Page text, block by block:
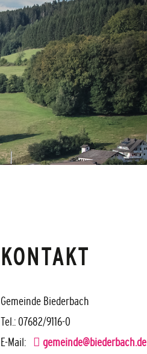
KONTAKT
Gemeinde Biederbach
Tel.: 07682/9116-0
E-Mail:
gemeinde@biederbach.de